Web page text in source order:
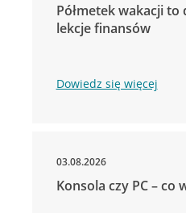
Półmetek wakacji
lekcje finansów
Dowiedz się więcej
03.08.2026
Konsola czy PC – co